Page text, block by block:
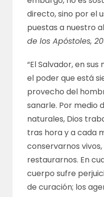
directo, sino por el
puestas a nuestro
de los Apóstoles,
“El Salvador, en
el poder que está
provecho del
sanarle. Por medio
naturales, Dios
tras hora y a cada
conservarnos
restaurarnos. En
cuerpo sufre
de curación; los